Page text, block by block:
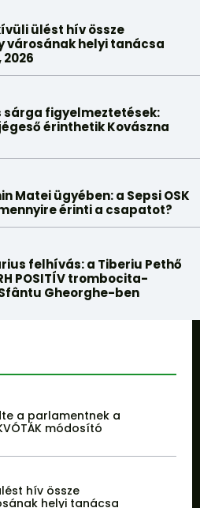
ülést hív össze
városának helyi tanácsa
sárga figyelmeztetések:
érinthetik Kovászna
Matei ügyében: a Sepsi OSK
érinti a csapatot?
felhívás: a Tiberiu Pethő
POSITÍV trombocita-
Gheorghe-ben
a parlamentnek a
módosító
hív össze
helyi tanácsa